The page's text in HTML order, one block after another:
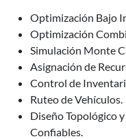
Optimización Bajo
Optimización
Simulación Monte
Asignación de
Control de
Ruteo de Vehículos.
Diseño Topológico
Confiables.